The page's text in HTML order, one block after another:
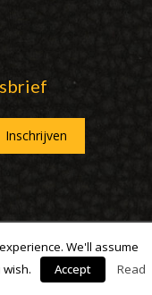
rechten We'll assume
Accept
Read